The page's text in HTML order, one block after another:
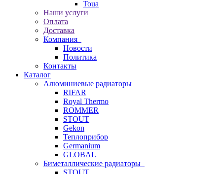
Toua
Наши услуги
Оплата
Доставка
Компания
Новости
Политика
Контакты
Каталог
Алюминиевые радиаторы
RIFAR
Royal Thermo
ROMMER
STOUT
Gekon
Теплоприбор
Germanium
GLOBAL
Биметаллические радиаторы
STOUT